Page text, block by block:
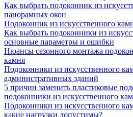
Как выбрать подоконник из
панорамных окон
Подоконник из искусственного
Как выбрать подоконники из
основные параметры и ошибки
Нюансы сезонного монтажа
камня
Подоконники из искусственного
административных зданий
5 причин заменить пластиковые
подоконники из искусственного
Подоконники из искусственного
какие нагрузки допустимы?